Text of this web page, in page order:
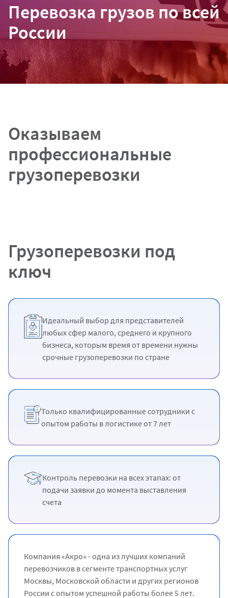
Перевозка грузов по всей
России
Оказываем
профессиональные
грузоперевозки
Грузоперевозки под
ключ
Идеальный выбор для представителей
любых сфер малого, среднего и крупного
бизнеса, которым время от времени нужны
срочные грузоперевозки по стране
Только квалифицированные сотрудники с
опытом работы в логистике от 7 лет
Контроль перевозки на всех этапах: от
подачи заявки до момента выставления
счета
Компания «Акро» - одна из лучших компаний
перевозчиков в сегменте транспортных услуг
Москвы, Московской области и других регионов
России с опытом успешной работы более 5 лет.